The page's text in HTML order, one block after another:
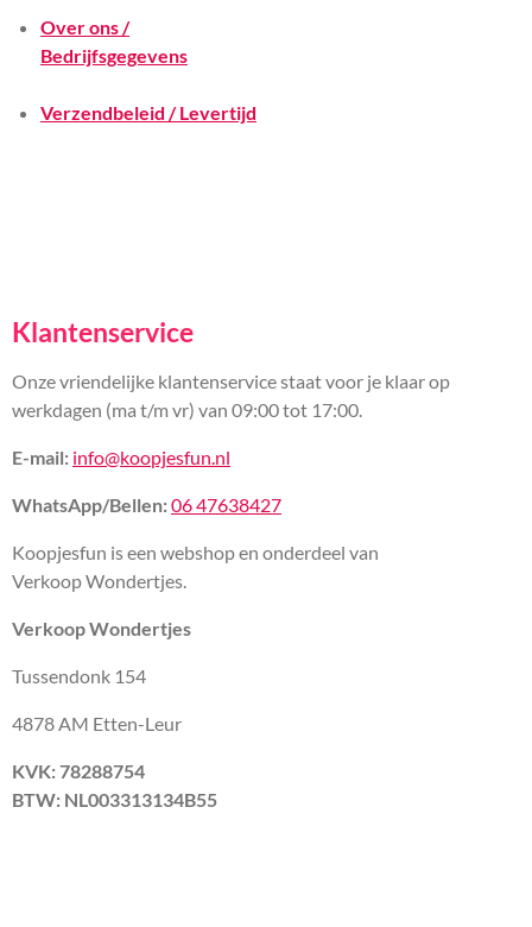
Over ons /
Bedrijfsgegevens
Verzendbeleid / Levertijd
Klantenservice
Onze vriendelijke klantenservice staat voor je klaar op
werkdagen (ma t/m vr) van 09:00 tot 17:00.
E-mail: info@koopjesfun.nl
WhatsApp/Bellen:06 47638427
Koopjesfun is een webshop en onderdeel van
Verkoop Wondertjes.
Verkoop Wondertjes
Tussendonk 154
4878 AM Etten-Leur
KVK: 78288754
BTW: NL003313134B55